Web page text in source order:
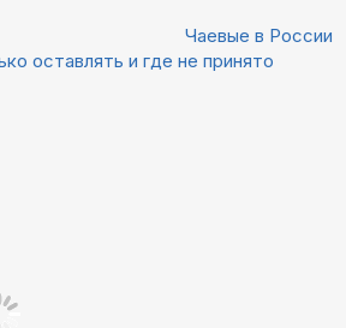
Чаевые в России
оставлять и где не принято